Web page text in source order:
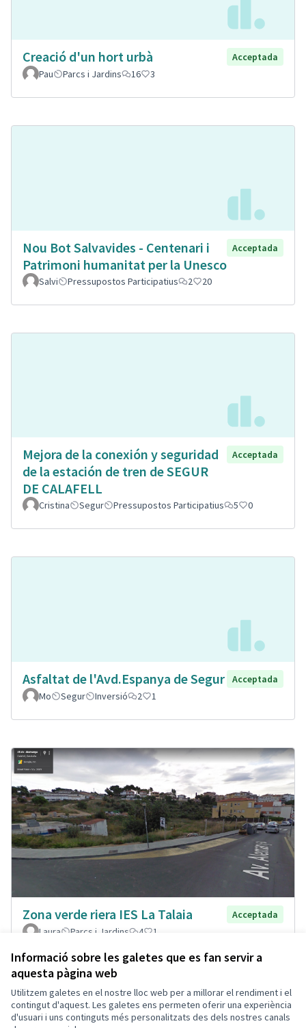
Informació sobre les galetes que es fan servir a
aquesta pàgina web
Utilitzem galetes en el nostre lloc web per a millorar el rendiment i el
contingut d'aquest. Les galetes ens permeten oferir una experiència
d'usuari i uns continguts més personalitzats des dels nostres canals
Creació d'un hort urbà
Acceptada
Pau
Parcs i Jardins 16 3
Nou Bot Salvavides - Centenari i
Patrimoni humanitat per la Unesco
Acceptada
Salvi Pressupostos Participatius 2 20
Mejora de la conexión y seguridad
de la estación de tren de SEGUR
DE CALAFELL
Acceptada
Cristina Segur Pressupostos Participatius 5 0
Asfaltat de l'Avd.Espanya de Segur
Acceptada
Mo
Segur Inversió 2 1
Zona verde riera IES La Talaia
Acceptada
Laura
Parcs i Jardins 4 1
Termes i condicions d'ús
Configuració de les galetes
Decidim Calafell a X
Decidim Calafell a Facebook
Decidim Calafell a YouTube
Decidim Calafell a GitHub